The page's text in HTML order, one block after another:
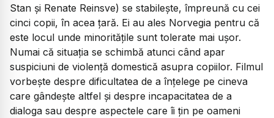
Stan și Renate Reinsve) se stabilește, împreună cu cei
cinci copii, în acea țară. Ei au ales Norvegia pentru că
este locul unde minoritățile sunt tolerate mai ușor.
Numai că situația se schimbă atunci când apar
suspiciuni de violență domestică asupra copiilor. Filmul
vorbește despre dificultatea de a înțelege pe cineva
care gândește altfel și despre incapacitatea de a
dialoga sau despre aspectele care îi țin pe oameni